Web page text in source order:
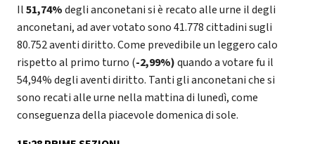
Il51,74%degli anconetani si è recato alle urne il degli
anconetani, ad aver votato sono 41.778 cittadini sugli
80.752 aventi diritto. Come prevedibile un leggero calo
rispetto al primo turno (-2,99%)quando a votare fu il
54,94% degli aventi diritto. Tanti gli anconetani che si
sono recati alle urne nella mattina di lunedì, come
conseguenza della piacevole domenica di sole.